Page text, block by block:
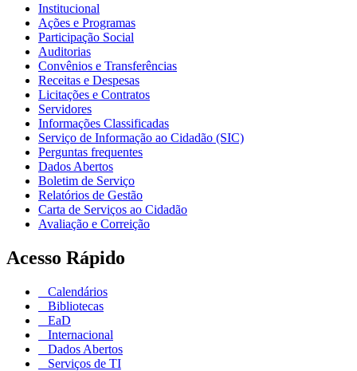
Institucional
Ações e Programas
Participação Social
Auditorias
Convênios e Transferências
Receitas e Despesas
Licitações e Contratos
Servidores
Informações Classificadas
Serviço de Informação ao Cidadão (SIC)
Perguntas frequentes
Dados Abertos
Boletim de Serviço
Relatórios de Gestão
Carta de Serviços ao Cidadão
Avaliação e Correição
Acesso Rápido
Calendários
Bibliotecas
EaD
Internacional
Dados Abertos
Serviços de TI